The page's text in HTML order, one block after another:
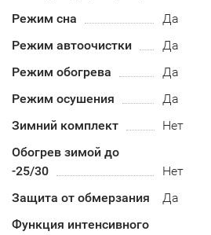
Режим сна
Да
Режим автоочистки
Да
Режим обогрева
Да
Режим осушения
Да
Зимний комплект
Нет
Обогрев зимой до
-25/30
Нет
Защита от обмерзания
Да
Функция интенсивного